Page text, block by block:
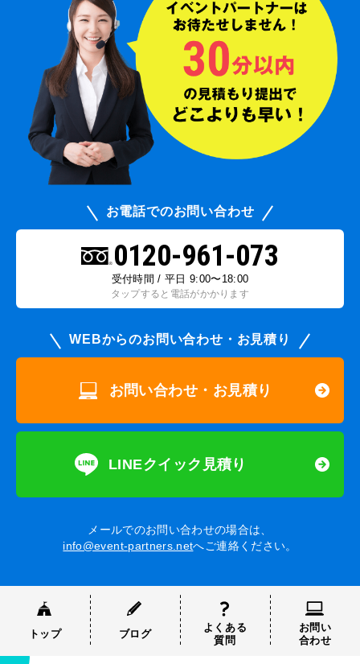
お電話でのお問い合わせ
0120-961-073
受付時間 / 平日 9:00〜18:00
タップすると電話がかかります
WEBからのお問い合わせ・お見積り
お問い合わせ・お見積り
LINEクイック見積り
メールでのお問い合わせの場合は、
info@event-partners.netへご連絡ください。
トップ ブログ
よくある
質問
お問い
合わせ